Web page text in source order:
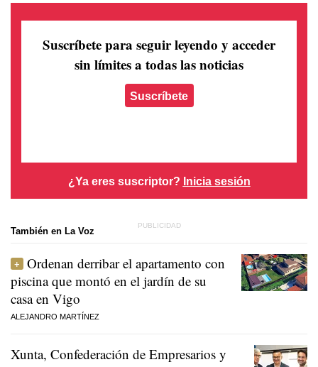
Suscríbete para seguir leyendo y acceder
sin límites a todas las noticias
Suscríbete
¿Ya eres suscriptor? Inicia sesión
También en La Voz
Ordenan derribar el apartamento con
piscina que montó en el jardín de su
casa en Vigo
ALEJANDRO MARTÍNEZ
Xunta, Confederación de Empresarios y